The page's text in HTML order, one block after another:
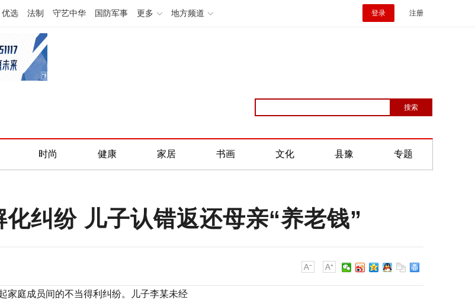
优选 法制 守艺中华 国防军事 更多 地方频道 登录 注册
时尚 健康 家居 书画 文化 县豫 专题
纠纷 儿子认错返还母亲“养老钱”
家庭成员间的不当得利纠纷。儿子李某未经